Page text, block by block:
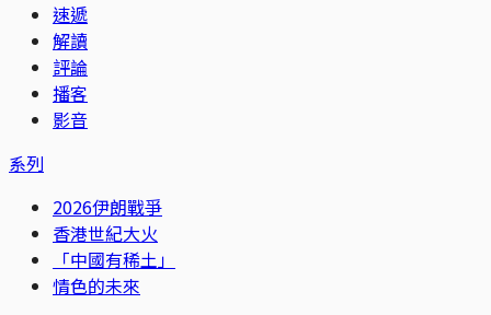
速遞
解讀
評論
播客
影音
系列
2026伊朗戰爭
香港世紀大火
「中國有稀土」
情色的未來